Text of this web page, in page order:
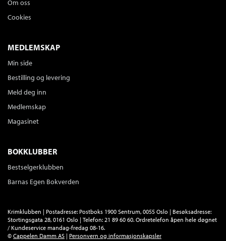
Om oss
Cookies
MEDLEMSKAP
Min side
Bestilling og levering
Meld deg inn
Medlemskap
Magasinet
BOKKLUBBER
Bestselgerklubben
Barnas Egen Bokverden
Krimklubben | Postadresse: Postboks 1900 Sentrum, 0055 Oslo | Besøksadresse:
Stortingsgata 28, 0161 Oslo | Telefon: 21 89 60 60. Ordretelefon åpen hele døgnet
/ Kundeservice mandag-fredag 08-16.
© Cappelen Damm AS | Personvern og informasjonskapsler